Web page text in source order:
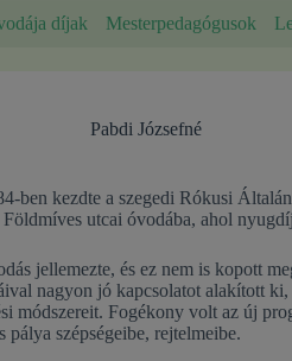
díjak Mesterpedagógusok
Pabdi Józsefné
ben kezdte a szegedi Rókusi
utcai óvodába, ahol
jellemezte, és ez nem is kopott
nagyon jó kapcsolatot alakított
módszereit. Fogékony volt az új
pálya szépségeibe, rejtelmeibe.